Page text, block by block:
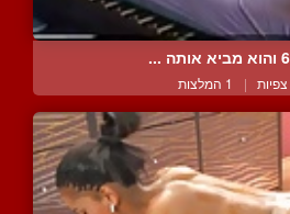
| 1 המלצות